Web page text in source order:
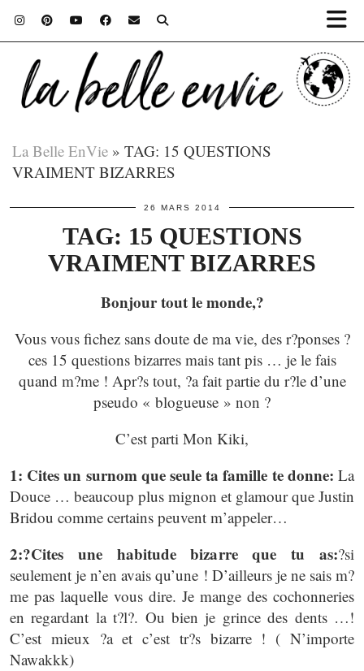
La Belle EnVie » TAG: 15 QUESTIONS
VRAIMENT BIZARRES
26 MARS 2014
TAG: 15 QUESTIONS
VRAIMENT BIZARRES
Bonjour tout le monde,?
Vous vous fichez sans doute de ma vie, des r?ponses ?
ces 15 questions bizarres mais tant pis … je le fais
quand m?me ! Apr?s tout, ?a fait partie du r?le d’une
pseudo « blogueuse » non ?
C’est parti Mon Kiki,
1: Cites un surnom que seule ta famille te donne: La
Douce … beaucoup plus mignon et glamour que Justin
Bridou comme certains peuvent m’appeler…
2:?Cites une habitude bizarre que tu as:?si
seulement je n’en avais qu’une ! D’ailleurs je ne sais m?
me pas laquelle vous dire. Je mange des cochonneries
en regardant la t?l?. Ou bien je grince des dents …!
C’est mieux ?a et c’est tr?s bizarre ! ( N’importe
Nawakkk)